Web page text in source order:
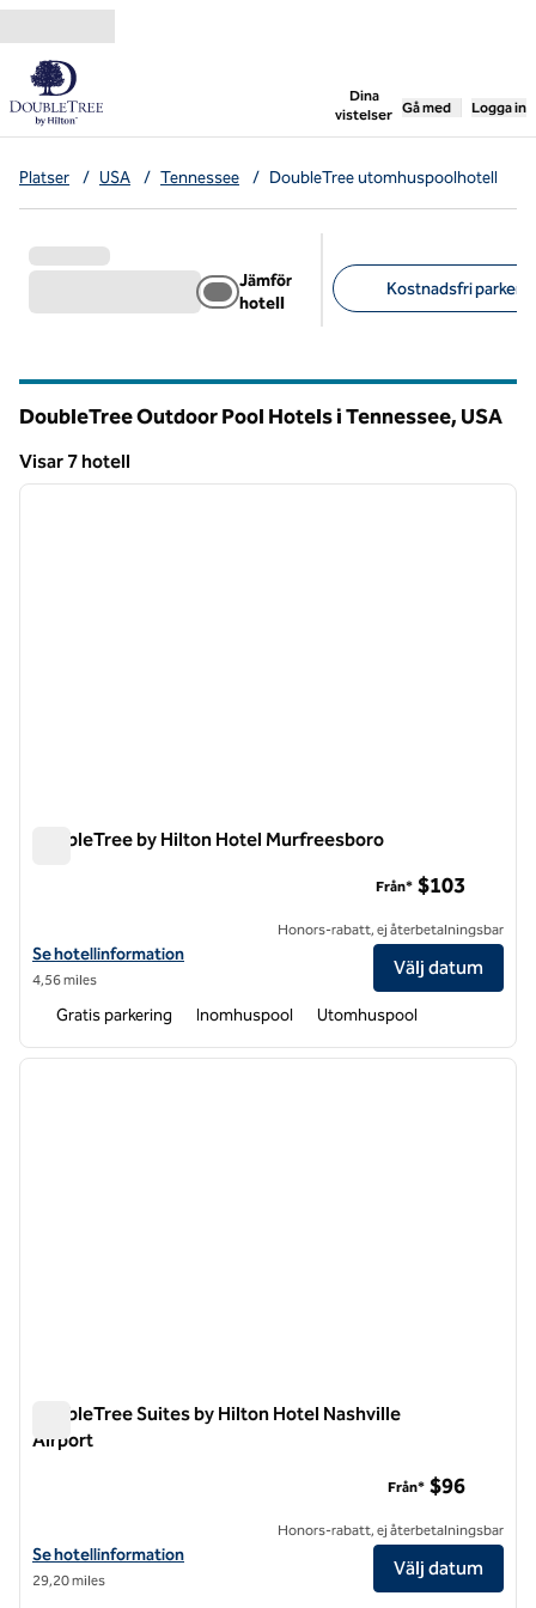
Gå vidare till innehållet
Dina
vistelser
,öppnar ny flik
Gå med Logga in
Platser / USA / Tennessee / DoubleTree utomhuspoolhotell
Jämför
hotell
Kostnadsfri
DoubleTree Outdoor Pool Hotels i Tennessee, USA
Visar 7 hotell
Visar 7 hotell
1 av 12
nästa
DoubleTree by Hilton Hotel Murfreesboro
Visa hotelluppgifter för DoubleTree by Hilton Hotel Murfreesboro
Se hotellinformation
4,56 miles
Från* $103
Honors-rabatt, ej återbetalningsbar
Välj datum
Gratis parkering Inomhuspool Utomhuspool
1 av 12
nästa
DoubleTree Suites by Hilton Hotel Nashville
Airport
Visa hotelluppgifter för DoubleTree Suites by Hilton Hotel Nashville
Se hotellinformation
29,20 miles
Från* $96
Honors-rabatt, ej återbetalningsbar
Välj datum